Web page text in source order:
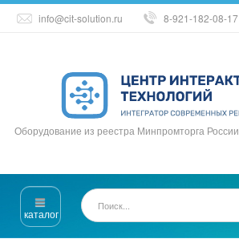
info@cit-solution.ru 8-921-182-08-17
Оборудование из реестра Минпромторга России
каталог